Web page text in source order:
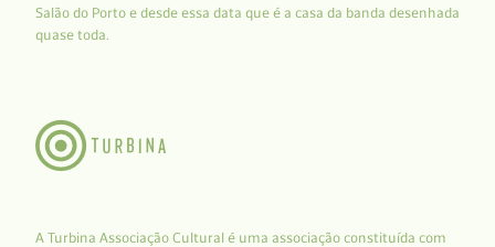
Salão do Porto e desde essa data que é a casa da banda desenhada
quase toda.
A Turbina Associação Cultural é uma associação constituída com